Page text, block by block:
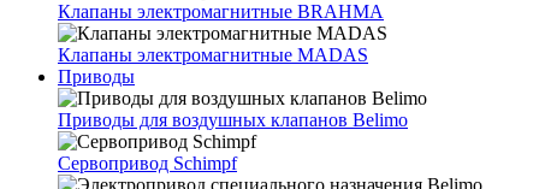
Клапаны электромагнитные BRAHMA
Клапаны электромагнитные MADAS
Приводы
Приводы для воздушных клапанов Belimo
Сервопривод Schimpf